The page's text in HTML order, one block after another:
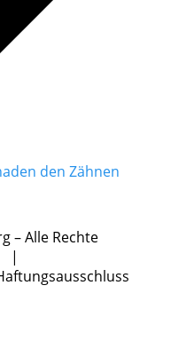
den Zähnen
– Alle Rechte
|